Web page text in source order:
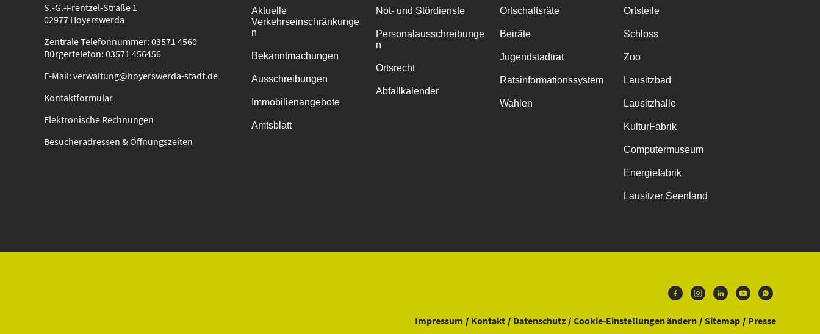
S.-G.-Frentzel-Straße 1
02977 Hoyerswerda
Zentrale Telefonnummer: 03571 4560
Bürgertelefon: 03571 456456
E-Mail: verwaltung@hoyerswerda-stadt.de
Kontaktformular
Elektronische Rechnungen
Besucheradressen & Öffnungszeiten
Aktuelle
Verkehrseinschränkunge
n
Bekanntmachungen
Ausschreibungen
Immobilienangebote
Amtsblatt
Not- und Stördienste
Personalausschreibunge
n
Ortsrecht
Abfallkalender
Ortschaftsräte
Beiräte
Jugendstadtrat
Ratsinformationssystem
Wahlen
Ortsteile
Schloss
Zoo
Lausitzbad
Lausitzhalle
KulturFabrik
Computermuseum
Energiefabrik
Lausitzer Seenland
Impressum Kontakt Datenschutz Cookie-Einstellungen ändern Sitemap Presse